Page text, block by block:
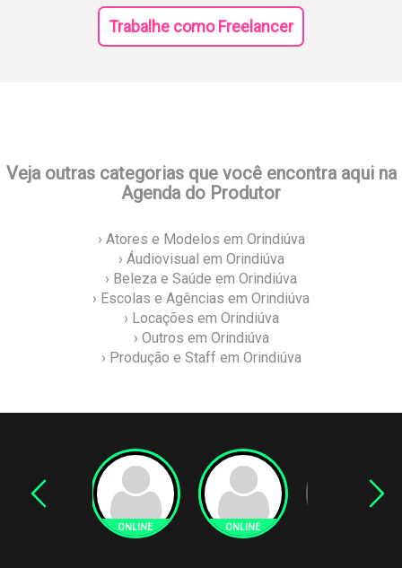
Trabalhe como Freelancer
Veja outras categorias que você encontra aqui na
Agenda do Produtor
› Atores e Modelos em Orindiúva
› Áudiovisual em Orindiúva
› Beleza e Saúde em Orindiúva
› Escolas e Agências em Orindiúva
› Locações em Orindiúva
› Outros em Orindiúva
› Produção e Staff em Orindiúva